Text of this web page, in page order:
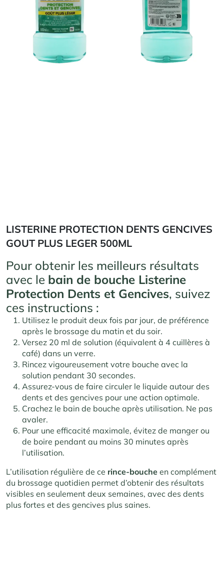
LISTERINE PROTECTION DENTS GENCIVES
GOUT PLUS LEGER 500ML
Pour obtenir les meilleurs résultats
avec le bain de bouche Listerine
Protection Dents et Gencives, suivez
ces instructions :
Utilisez le produit deux fois par jour, de préférence
après le brossage du matin et du soir.
Versez 20 ml de solution (équivalent à 4 cuillères à
café) dans un verre.
Rincez vigoureusement votre bouche avec la
solution pendant 30 secondes.
Assurez-vous de faire circuler le liquide autour des
dents et des gencives pour une action optimale.
Crachez le bain de bouche après utilisation. Ne pas
avaler.
Pour une efficacité maximale, évitez de manger ou
de boire pendant au moins 30 minutes après
l’utilisation.
L’utilisation régulière de ce rince-bouche en complément
du brossage quotidien permet d’obtenir des résultats
visibles en seulement deux semaines, avec des dents
plus fortes et des gencives plus saines.